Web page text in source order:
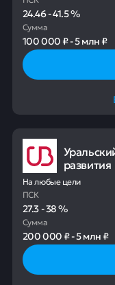
24.46-41.5%
Сумма
100 000 ₽-5 млн ₽
развития
На любые цели
ПСК
27.3-38%
Сумма
200 000 ₽-5 млн ₽